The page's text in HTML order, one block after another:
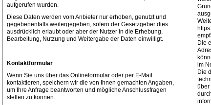
aufgerufen wurden.
Diese Daten werden vom Anbieter nur erhoben, genutzt und
gegebenenfalls weitergegeben, sofern der Gesetzgeber dies
ausdrücklich erlaubt oder aber der Nutzer in die Erhebung,
Bearbeitung, Nutzung und Weitergabe der Daten einwilligt.
Kontaktformular
Wenn Sie uns über das Onlineformular oder per E-Mail
kontaktieren, speichern wir die von Ihnen gemachten Angaben,
um Ihre Anfrage beantworten und mögliche Anschlussfragen
stellen zu können.
Die
im
Die
über